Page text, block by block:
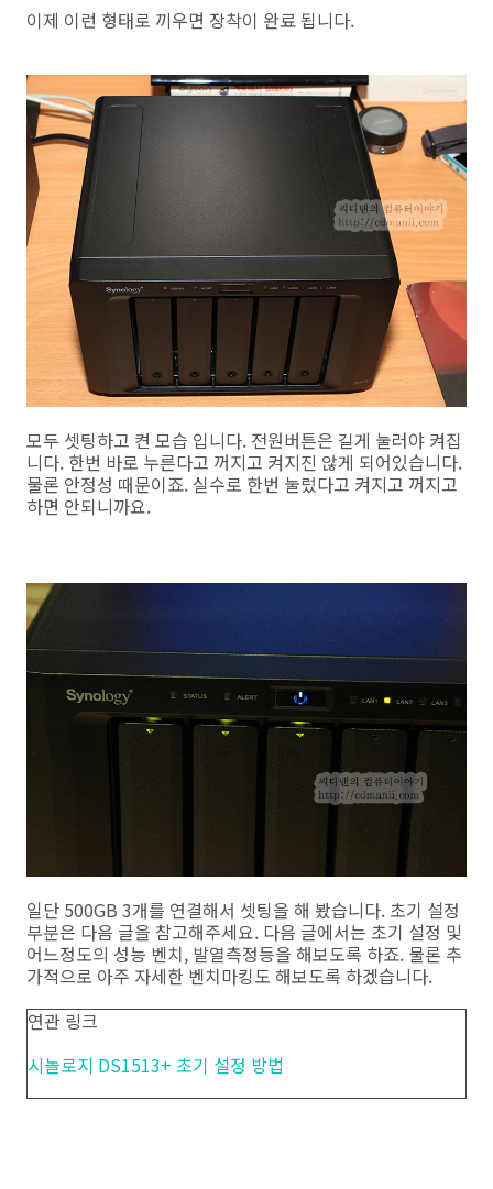
이제 이런 형태로 끼우면 장착이 완료 됩니다.
모두 셋팅하고 켠 모습 입니다. 전원버튼은 길게 눌러야 켜집
니다. 한번 바로 누른다고 꺼지고 켜지진 않게 되어있습니다.
물론 안정성 때문이죠. 실수로 한번 눌렀다고 켜지고 꺼지고
하면 안되니까요.
일단 500GB 3개를 연결해서 셋팅을 해 봤습니다. 초기 설정
부분은 다음 글을 참고해주세요. 다음 글에서는 초기 설정 및
어느정도의 성능 벤치, 발열측정등을 해보도록 하죠. 물론 추
가적으로 아주 자세한 벤치마킹도 해보도록 하겠습니다.
연관 링크
시놀로지 DS1513+ 초기 설정 방법